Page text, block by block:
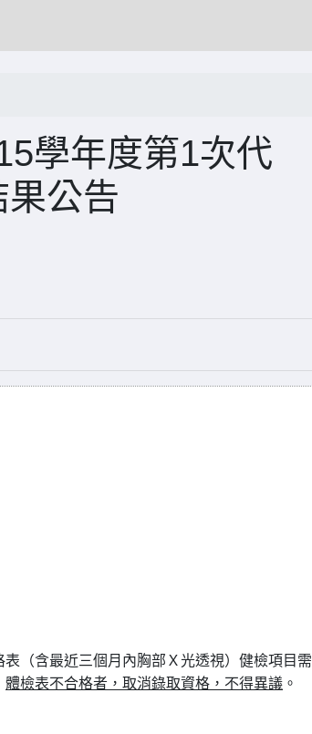
學年度第1次代
公告
（含最近三個月內胸部Ｘ光透視）健檢項目需
體檢表不合格者，取消錄取資格，不得異議 。